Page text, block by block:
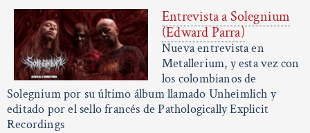
Entrevista a Solegnium
(Edward Parra)
Nueva entrevista en
Metallerium, y esta vez con
los colombianos de
Solegnium por su último álbum llamado Unheimlich y
editado por el sello francés de Pathologically Explicit
Recordings